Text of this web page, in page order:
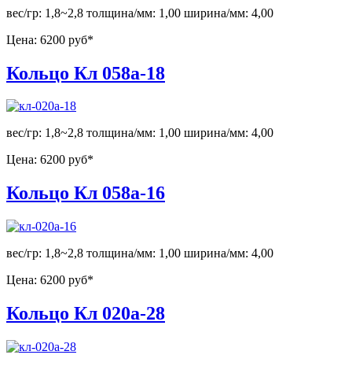
вес/гр: 1,8~2,8 толщина/мм: 1,00 ширина/мм: 4,00
Цена: 6200 руб*
Кольцо Кл 058а-18
вес/гр: 1,8~2,8 толщина/мм: 1,00 ширина/мм: 4,00
Цена: 6200 руб*
Кольцо Кл 058а-16
вес/гр: 1,8~2,8 толщина/мм: 1,00 ширина/мм: 4,00
Цена: 6200 руб*
Кольцо Кл 020а-28